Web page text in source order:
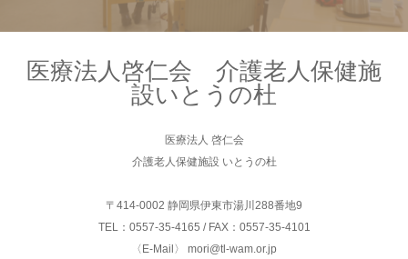
医療法人啓仁会 介護老人保健施
設いとうの杜
医療法人 啓仁会
介護老人保健施設 いとうの杜
〒414-0002 静岡県伊東市湯川288番地9
TEL：0557-35-4165 / FAX：0557-35-4101
〈E-Mail〉 mori@tl-wam.or.jp